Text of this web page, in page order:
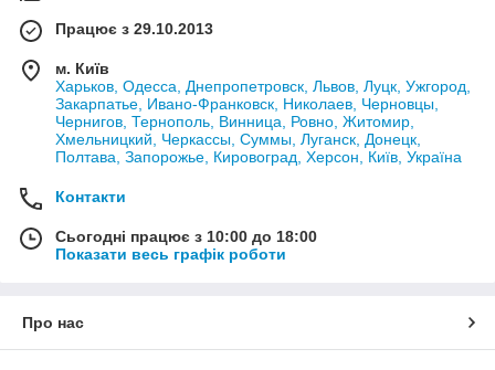
Працює з 29.10.2013
м. Київ
Харьков, Одесса, Днепропетровск, Львов, Луцк, Ужгород,
Закарпатье, Ивано-Франковск, Николаев, Черновцы,
Чернигов, Тернополь, Винница, Ровно, Житомир,
Хмельницкий, Черкассы, Суммы, Луганск, Донецк,
Полтава, Запорожье, Кировоград, Херсон, Київ, Україна
Контакти
Сьогодні працює з 10:00 до 18:00
Показати весь графік роботи
Про нас